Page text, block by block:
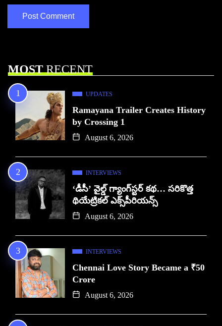
MOSTRECENT
UPDATES
Ramayana Trailer Creates History
by Crossing 1
August 6, 2026
INTERVIEWS
‘డీసీ’ వైల్డ్ గ్యాంగ్‌స్టర్ కథ… సరికొత్త
థియేట్రికల్ ఎక్స్‌పీరియన్స్
August 6, 2026
INTERVIEWS
Chennai Love Story Became a ₹50
Crore
August 6, 2026